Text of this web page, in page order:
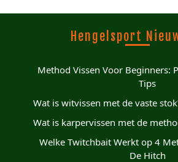
Hengelsport
Method Vissen Voor Beginners:
Tips
Wat is witvissen met de vaste
Wat is karpervissen met de
Welke Twitchbait Werkt op 4
De Hitch